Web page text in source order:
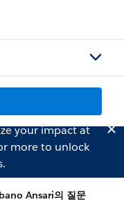
your impact at
more to unlock
Ansari의 질문